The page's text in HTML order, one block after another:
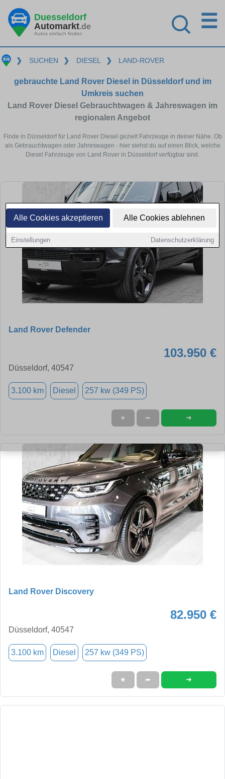
Alle Cookies akzeptieren Alle Cookies ablehnen
Einstellungen Datenschutzerklärung
Duesseldorf
Automarkt.de
Autos einfach finden
☰
❯ SUCHEN ❯ DIESEL ❯ LAND-ROVER
gebrauchte Land Rover Diesel in Düsseldorf und im
Umkreis suchen
Land Rover Diesel Gebrauchtwagen & Jahreswagen im
regionalen Angebot
Finde in Düsseldorf für Land Rover Diesel gezielt Fahrzeuge in deiner Nähe. Ob
als Gebrauchtwagen oder Jahreswagen - hier siehst du auf einen Blick, welche
Diesel Fahrzeuge von Land Rover in Düsseldorf verfügbar sind.
Land Rover Defender
103.950 €
Düsseldorf, 40547
3.100 km Diesel 257 kw (349 PS)
★ ➦ ➜
Land Rover Discovery
82.950 €
Düsseldorf, 40547
3.100 km Diesel 257 kw (349 PS)
★ ➦ ➜